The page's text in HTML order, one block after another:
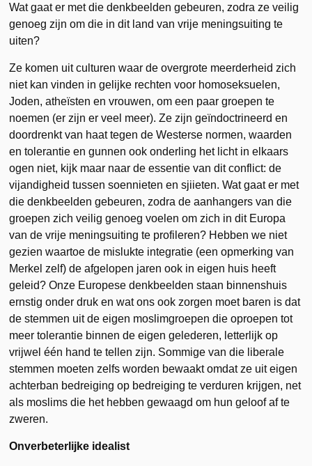
Wat gaat er met die denkbeelden gebeuren, zodra ze veilig
genoeg zijn om die in dit land van vrije meningsuiting te
uiten?
Ze komen uit culturen waar de overgrote meerderheid zich
niet kan vinden in gelijke rechten voor homoseksuelen,
Joden, atheïsten en vrouwen, om een paar groepen te
noemen (er zijn er veel meer). Ze zijn geïndoctrineerd en
doordrenkt van haat tegen de Westerse normen, waarden
en tolerantie en gunnen ook onderling het licht in elkaars
ogen niet, kijk maar naar de essentie van dit conflict: de
vijandigheid tussen soennieten en sjiieten. Wat gaat er met
die denkbeelden gebeuren, zodra de aanhangers van die
groepen zich veilig genoeg voelen om zich in dit Europa
van de vrije meningsuiting te profileren? Hebben we niet
gezien waartoe de mislukte integratie (een opmerking van
Merkel zelf) de afgelopen jaren ook in eigen huis heeft
geleid? Onze Europese denkbeelden staan binnenshuis
ernstig onder druk en wat ons ook zorgen moet baren is dat
de stemmen uit de eigen moslimgroepen die oproepen tot
meer tolerantie binnen de eigen gelederen, letterlijk op
vrijwel één hand te tellen zijn. Sommige van die liberale
stemmen moeten zelfs worden bewaakt omdat ze uit eigen
achterban bedreiging op bedreiging te verduren krijgen, net
als moslims die het hebben gewaagd om hun geloof af te
zweren.
Onverbeterlijke idealist